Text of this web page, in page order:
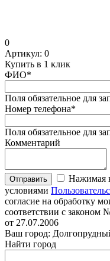
0
Артикул: 0
Купить в 1 клик
ФИО*
Поля обязательное для
Номер телефона*
Поля обязательное для
Комментарий
Отправить
Нажимая
условиями
согласие на обработку
соответствии с
от 27.07.2006
Ваш город:
Найти город